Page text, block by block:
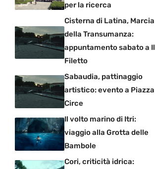
per la ricerca
Cisterna di Latina, Marcia
della Transumanza:
appuntamento sabato a Il
Filetto
Sabaudia, pattinaggio
artistico: evento a Piazza
Circe
Il volto marino di Itri:
viaggio alla Grotta delle
Bambole
Cori, criticità idrica: